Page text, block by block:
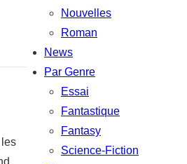
Nouvelles
Roman
News
Par Genre
Essai
Fantastique
Fantasy
Science-Fiction